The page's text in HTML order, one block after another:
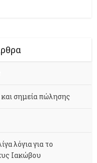
σημεία πώλησης
λόγια για το
Ιακώβου